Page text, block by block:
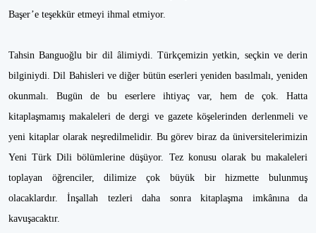
Başer’e teşekkür etmeyi ihmal etmiyor.
Tahsin Banguoğlu bir dil âlimiydi. Türkçemizin yetkin, seçkin ve derin
bilginiydi. Dil Bahisleri ve diğer bütün eserleri yeniden basılmalı, yeniden
okunmalı. Bugün de bu eserlere ihtiyaç var, hem de çok. Hatta
kitaplaşmamış makaleleri de dergi ve gazete köşelerinden derlenmeli ve
yeni kitaplar olarak neşredilmelidir. Bu görev biraz da üniversitelerimizin
Yeni Türk Dili bölümlerine düşüyor. Tez konusu olarak bu makaleleri
toplayan öğrenciler, dilimize çok büyük bir hizmette bulunmuş
olacaklardır. İnşallah tezleri daha sonra kitaplaşma imkânına da
kavuşacaktır.